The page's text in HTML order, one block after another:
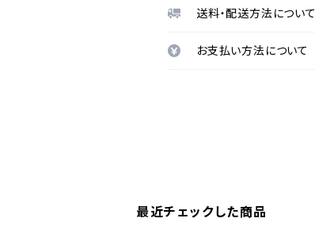
送料・配送方法について
お支払い方法について
最近チェックした商品